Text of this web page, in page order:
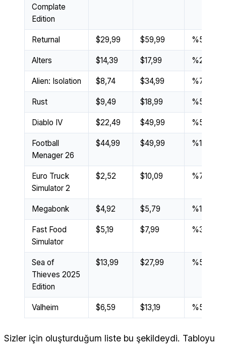
Complate
Edition
Returnal $29,99 $59,99 %50
Alters $14,39 $17,99 %20
Alien: Isolation $8,74 $34,99 %75
Rust $9,49 $18,99 %50
Diablo IV $22,49 $49,99 %55
Football
Menager 26
$44,99 $49,99 %10
Euro Truck
Simulator 2
$2,52 $10,09 %75
Megabonk $4,92 $5,79 %15
Fast Food
Simulator
$5,19 $7,99 %35
Sea of
Thieves 2025
Edition
$13,99 $27,99 %50
Valheim $6,59 $13,19 %55
Sizler için oluşturduğum liste bu şekildeydi. Tabloyu